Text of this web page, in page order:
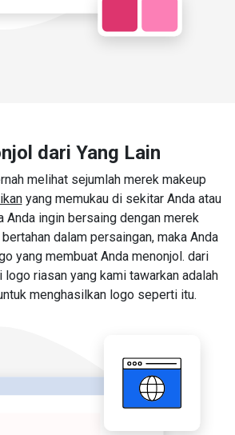
dari Yang Lain
melihat sejumlah merek makeup
yang memukau di sekitar Anda atau
Anda ingin bersaing dengan merek
dalam persaingan, maka Anda
yang membuat Anda menonjol. dari
logo riasan yang kami tawarkan adalah
menghasilkan logo seperti itu.